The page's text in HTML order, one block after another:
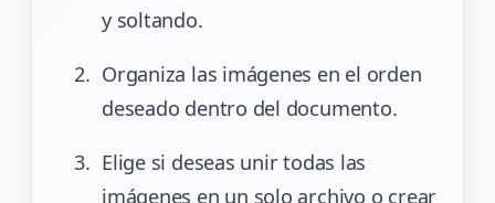
y soltando.
Organiza las imágenes en el orden
deseado dentro del documento.
Elige si deseas unir todas las
imágenes en un solo archivo o crear